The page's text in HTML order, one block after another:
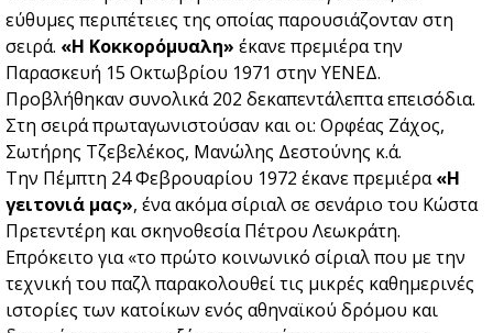
εύθυμες περιπέτειες της οποίας παρουσιάζονταν στη
σειρά. «Η Κοκκορόμυαλη» έκανε πρεμιέρα την
Παρασκευή 15 Οκτωβρίου 1971 στην ΥΕΝΕΔ.
Προβλήθηκαν συνολικά 202 δεκαπεντάλεπτα επεισόδια.
Στη σειρά πρωταγωνιστούσαν και οι: Ορφέας Ζάχος,
Σωτήρης Τζεβελέκος, Μανώλης Δεστούνης κ.ά.
Την Πέμπτη 24 Φεβρουαρίου 1972 έκανε πρεμιέρα«Η
γειτονιά μας», ένα ακόμα σίριαλ σε σενάριο του Κώστα
Πρετεντέρη και σκηνοθεσία Πέτρου Λεωκράτη.
Επρόκειτο για «το πρώτο κοινωνικό σίριαλ που με την
τεχνική του παζλ παρακολουθεί τις μικρές καθημερινές
ιστορίες των κατοίκων ενός αθηναϊκού δρόμου και